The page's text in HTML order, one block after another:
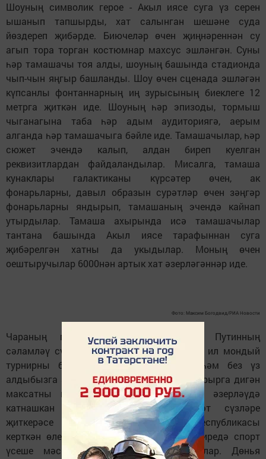
Шоуның символик герое - Акыл иясе суга үз серен
ышанып тапшырды, хат салынган шешәне суда
йөздереп җибәрде. Биючеләр өчен җиңнәреннән су
агып тора торган костюмнар махсус эшләнгән. Суны
һәр тамашачы тоя алды, шоуның башында стадионда
чып-чын яңгыр башланды. Шоу өчен сценада эшләгән
күпсанлы фонтаннарның иң зурысының биеклеге 12
метрга җиткән иде. Шоуның һәр эпизоды, тормыш
чыганагына таба һәр адым аудиториягә, аерым
алганда һәр тамашачыга бәйле иде. Тамашачылар, һәр
сюжет эчендә калып, алдан биреп куелган
реквизитлардан файдаландылар. Мисалга, тамаша
кунаклары галактиканы күрсәтер өчен, ак
фонарьларны, давыл образын сурәтләр өчен зәңгәр
фонарьларны яндырып, тамашаның эчендә кайнап
утырдылар. Тамаша ахырында исә тамашачылар
тантана башында Акыл иясе тарафыннан суга
җибәрелгән хатны да укыдылар. Моның өчен
оештыручылар 6000нән артык хат әзерләгәннәр иде.
Фото: Максим Богодвид/РИА Новости
Чараның протокол өлеше Владимир Путинның
сәламләү сүзләре белән ачылды: "Безнең ил мондый
турнирны беренче тапкыр кабул итә һәм без үз
алдыбызга аны иң югары дәрәҗәдә уздырырга дигән
максатны куябыз. Дөнья чемпионатын әзерләүдә
катнашкан барлык кешеләргә рәхмәт сүзләре
җиткерәсе килә. Бу эшкә Татарстан Республикасы
керткән өлешне аерым билгеләп узам. Биредә спорт
үсеше мәсьәләләренә бик игътибарлылар. Дөнья